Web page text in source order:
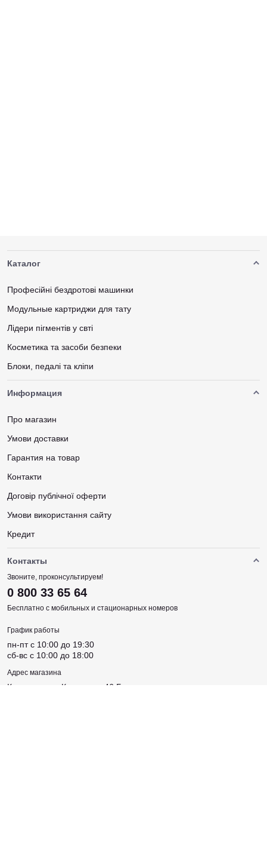
Каталог
Професійні бездротові машинки
Модульные картриджи для тату
Лідери пігментів у свті
Косметика та засоби безпеки
Блоки, педалі та кліпи
Информация
Про магазин
Умови доставки
Гарантия на товар
Контакти
Договір публічної оферти
Умови використання сайту
Кредит
Контакты
Звоните, проконсультируем!
0 800 33 65 64
Бесплатно с мобильных и стационарных номеров
График работы
пн-пт c 10:00 до 19:30
сб-вс c 10:00 до 18:00
Адрес магазина
Киевская, ул. Крещатик, 46 Б